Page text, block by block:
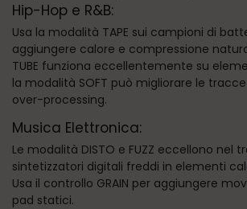
Hip-Hop e R&B:
Usa la modalità TAPE sui campioni di
aggiungere calore e compressione
TUBE funziona eccellentemente su
la modalità SOFT può migliorare le
over-processing.
Musica Elettronica:
Le modalità DISTO e FUZZ eccellono nel
sintetizzatori digitali freddi in elementi
Usa il controllo GRAIN per aggiungere
pad statici.